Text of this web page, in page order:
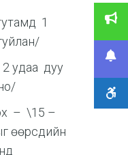
1
удаа дуу
– \15 –
өөрсдийн